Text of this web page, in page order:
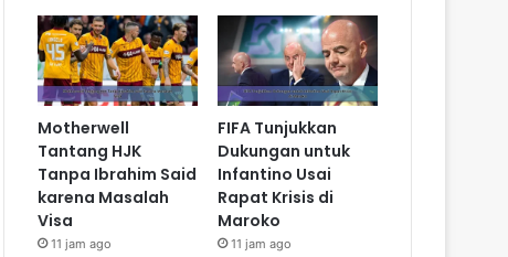
Motherwell
Tantang HJK
Tanpa Ibrahim Said
karena Masalah
Visa
11 jam ago
FIFA Tunjukkan
Dukungan untuk
Infantino Usai
Rapat Krisis di
Maroko
11 jam ago